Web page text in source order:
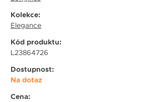
Kolekce:
Elegance
Kód produktu:
L23864726
Dostupnost:
Na dotaz
Cena: